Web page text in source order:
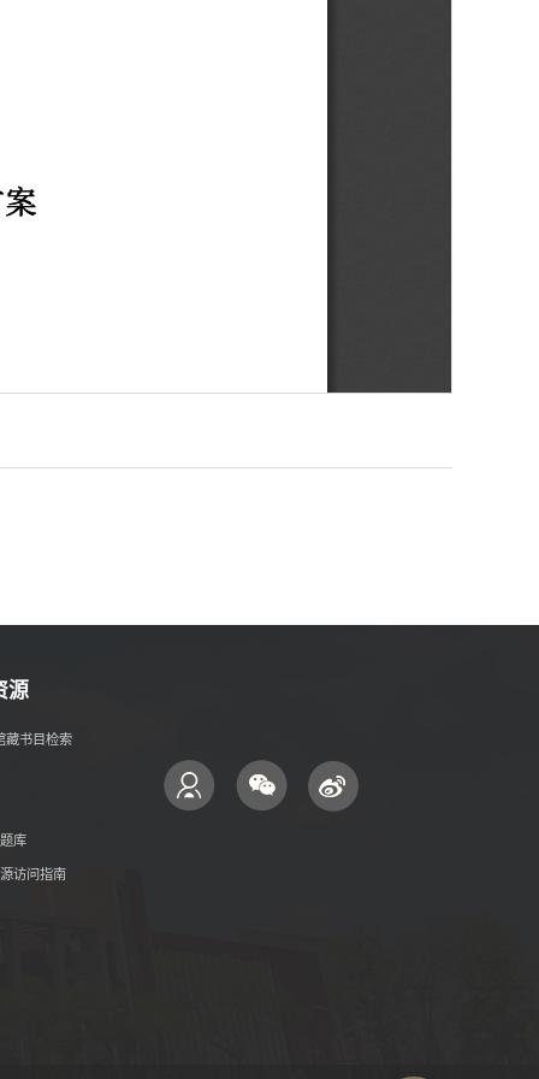
源
藏书目检索
库
访问指南